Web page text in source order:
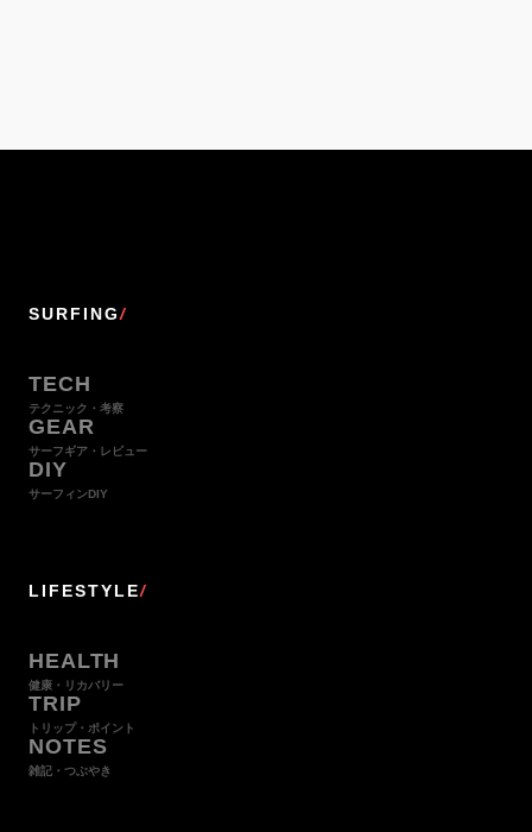
SURFING/
TECH
テクニック・考察
GEAR
サーフギア・レビュー
DIY
サーフィンDIY
LIFESTYLE/
HEALTH
健康・リカバリー
TRIP
トリップ・ポイント
NOTES
雑記・つぶやき